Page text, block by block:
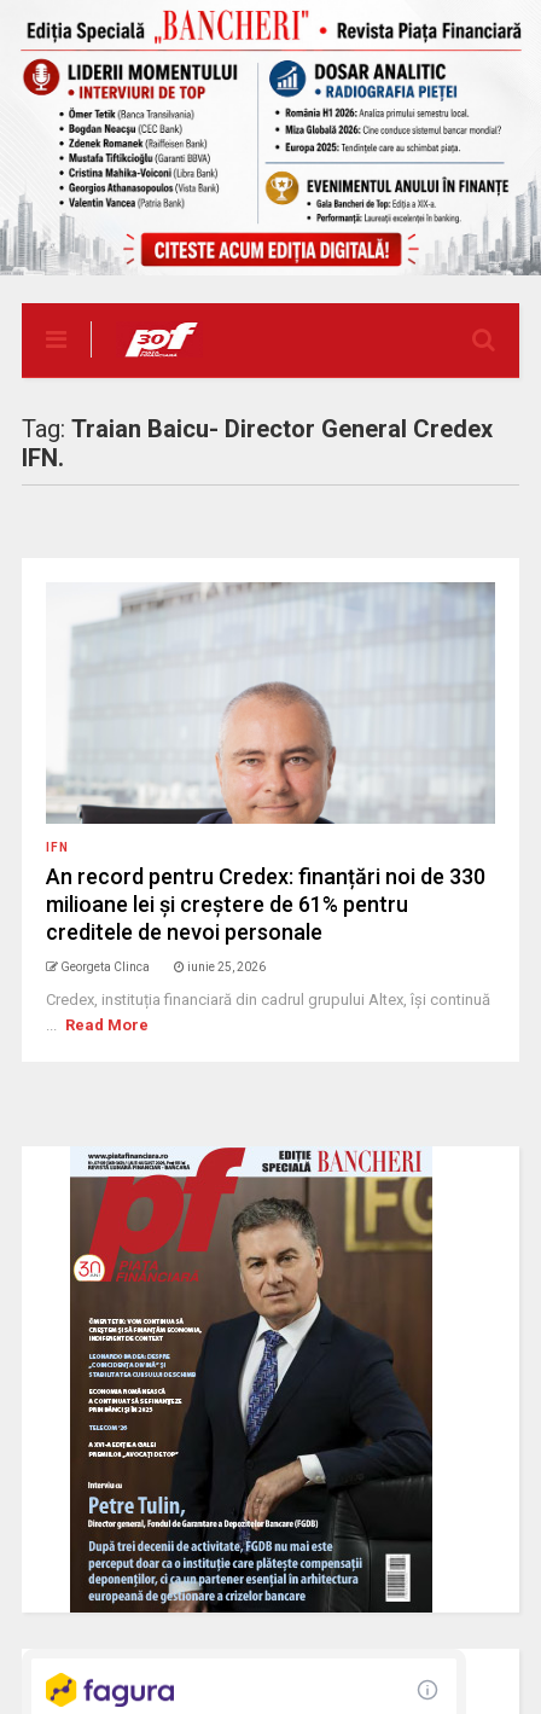
Tag: Traian Baicu- Director General Credex
IFN.
IFN
An record pentru Credex: finanțări noi de 330
milioane lei și creștere de 61% pentru
creditele de nevoi personale
Georgeta Clinca iunie 25, 2026
Credex, instituția financiară din cadrul grupului Altex, își continuă
... Read More